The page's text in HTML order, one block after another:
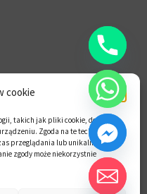
cookie
takich jak pliki cookie, do
Zgoda na te technologie
przeglądania lub unikalne
zgody może niekorzystnie